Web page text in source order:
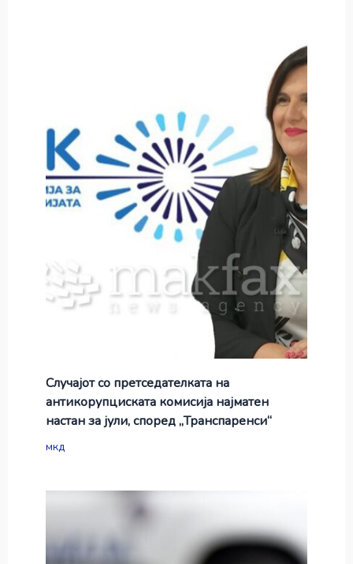
Случајот со претседателката на
антикорупциската комисија најматен
настан за јули, според „Транспаренси“
мкд